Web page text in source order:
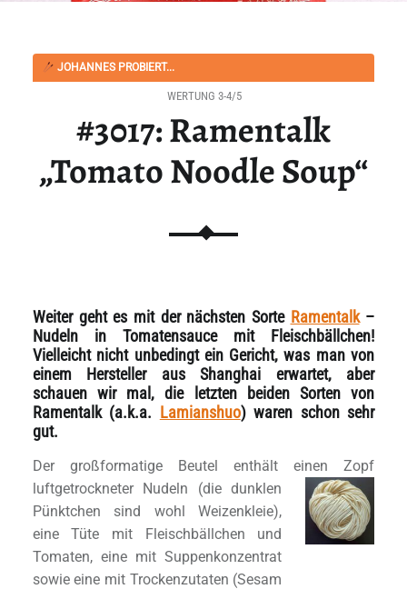
JOHANNES PROBIERT...
#3017: Ramentalk
„Tomato Noodle Soup“
WERTUNG 3-4/5
Weiter geht es mit der nächsten Sorte Ramentalk–
Nudeln in Tomatensauce mit Fleischbällchen!
Vielleicht nicht unbedingt ein Gericht, was man von
einem Hersteller aus Shanghai erwartet, aber
schauen wir mal, die letzten beiden Sorten von
Ramentalk (a.k.a. Lamianshuo) waren schon sehr
gut.
Der großformatige Beutel enthält einen Zopf
luftgetrockneter Nudeln (die dunklen
Pünktchen sind wohl Weizenkleie),
eine Tüte mit Fleischbällchen und
Tomaten, eine mit Suppenkonzentrat
sowie eine mit Trockenzutaten (Sesam